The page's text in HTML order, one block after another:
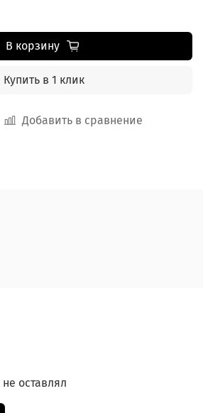
Добавить в сравнение
В корзину
Купить в 1 клик
оставлял